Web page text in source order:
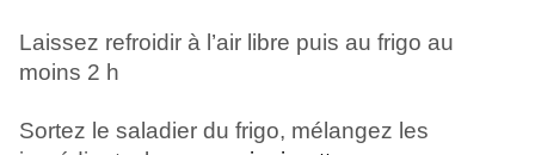
Laissez refroidir à l’air libre puis au frigo au
moins 2 h
Sortez le saladier du frigo, mélangez les